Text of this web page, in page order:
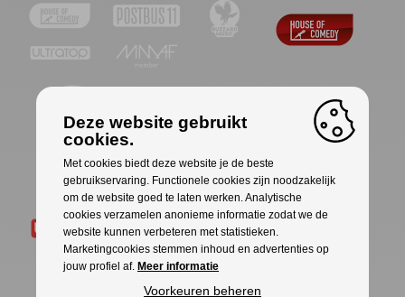
Deze website gebruikt
cookies.
Met cookies biedt deze website je de beste
gebruikservaring. Functionele cookies zijn noodzakelijk
om de website goed te laten werken. Analytische
cookies verzamelen anonieme informatie zodat we de
website kunnen verbeteren met statistieken.
Marketingcookies stemmen inhoud en advertenties op
jouw profiel af. Meer informatie
Voorkeuren beheren